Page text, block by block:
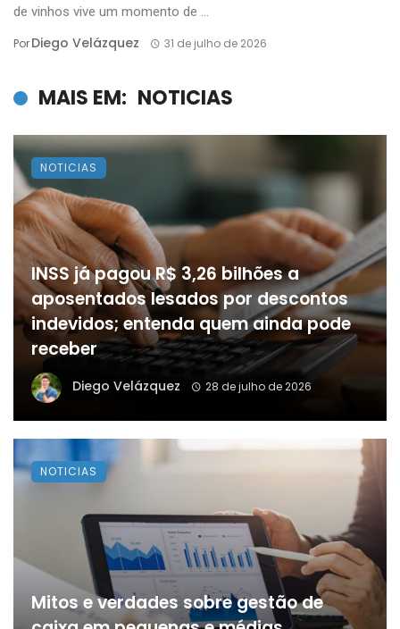
de vinhos vive um momento de ...
PorDiego Velázquez 31 de julho de 2026
MAIS EM: NOTICIAS
INSS já pagou R$ 3,26 bilhões a
aposentados lesados por descontos
indevidos; entenda quem ainda pode
receber
Diego Velázquez 28 de julho de 2026
NOTICIAS
Mitos e verdades sobre gestão de
NOTICIAS